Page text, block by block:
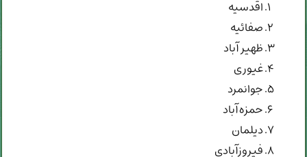
اقدسیه
صفائیه
ظهیر آباد
غیوری
جوانمرد
حمزه آباد
دیلمان
فیروزآبادی